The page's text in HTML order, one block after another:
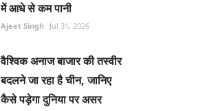
में आधे से कम पानी
Ajeet Singh Jul 31, 2026
वैश्विक अनाज बाजार की तस्वीर
बदलने जा रहा है चीन, जानिए
कैसे पड़ेगा दुनिया पर असर